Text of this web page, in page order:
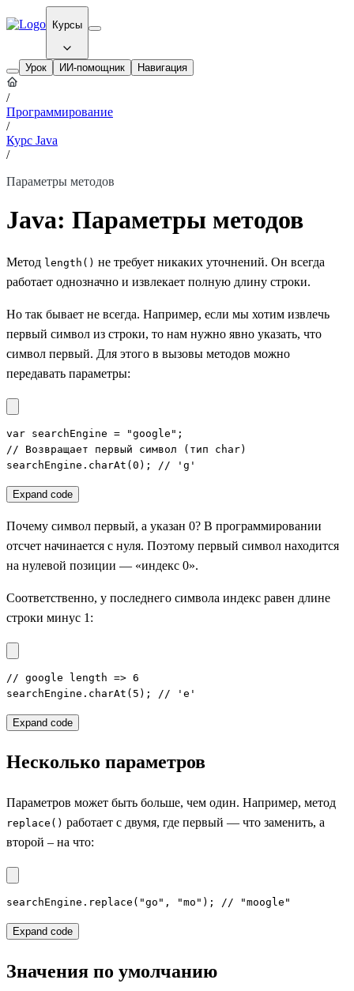
Курсы
Урок ИИ-помощник Навигация
/
Программирование
/
Курс Java
/
Параметры методов
Java: Параметры методов
Метод length() не требует никаких уточнений. Он всегда
работает однозначно и извлекает полную длину строки.
Но так бывает не всегда. Например, если мы хотим извлечь
первый символ из строки, то нам нужно явно указать, что
символ первый. Для этого в вызовы методов можно
передавать параметры:
var searchEngine = "google";
// Возвращает первый символ (тип char)
searchEngine.charAt(0); // 'g'
Expand code
Почему символ первый, а указан 0? В программировании
отсчет начинается с нуля. Поэтому первый символ находится
на нулевой позиции — «индекс 0».
Соответственно, у последнего символа индекс равен длине
строки минус 1:
// google length => 6
searchEngine.charAt(5); // 'e'
Expand code
Несколько параметров
Параметров может быть больше, чем один. Например, метод
replace() работает с двумя, где первый — что заменить, а
второй – на что:
searchEngine.replace("go", "mo"); // "moogle"
Expand code
Значения по умолчанию